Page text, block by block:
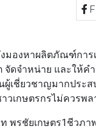
มองหาผลิตภัณฑ์กา
จัดจำหน่าย และให้ค
ผู้เชี่ยวชาญมากปร
เกษตรกรไม่ควรพล
พรชัยเกษตร1ชีวภา